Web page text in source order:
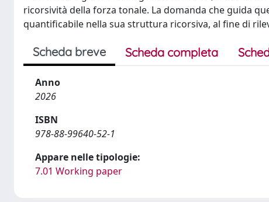
ricorsività della forza tonale. La domanda che guida
quantificabile nella sua struttura ricorsiva, al fine di
Scheda breve Scheda completa
Anno
2026
ISBN
978-88-99640-52-1
Appare nelle tipologie:
7.01 Working paper